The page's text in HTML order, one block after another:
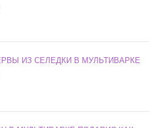
ИЗ СЕЛЕДКИ В МУЛЬТИВАРКЕ